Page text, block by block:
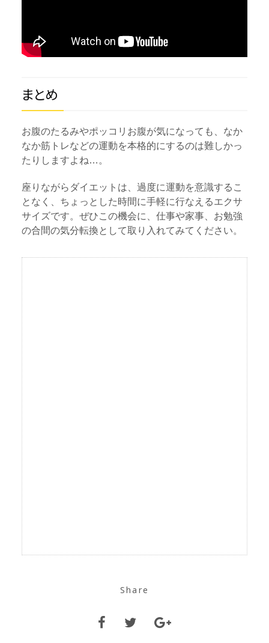
まとめ
お腹のたるみやポッコリお腹が気になっても、なか
なか筋トレなどの運動を本格的にするのは難しかっ
たりしますよね…。
座りながらダイエットは、過度に運動を意識するこ
となく、ちょっとした時間に手軽に行なえるエクサ
サイズです。ぜひこの機会に、仕事や家事、お勉強
の合間の気分転換として取り入れてみてください。
Share